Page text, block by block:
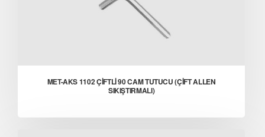
MET-AKS 1102 ÇİFTLİ 90 CAM TUTUCU (ÇİFT ALLEN
SIKIŞTIRMALI)